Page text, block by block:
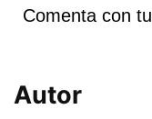
Comenta con
Autor